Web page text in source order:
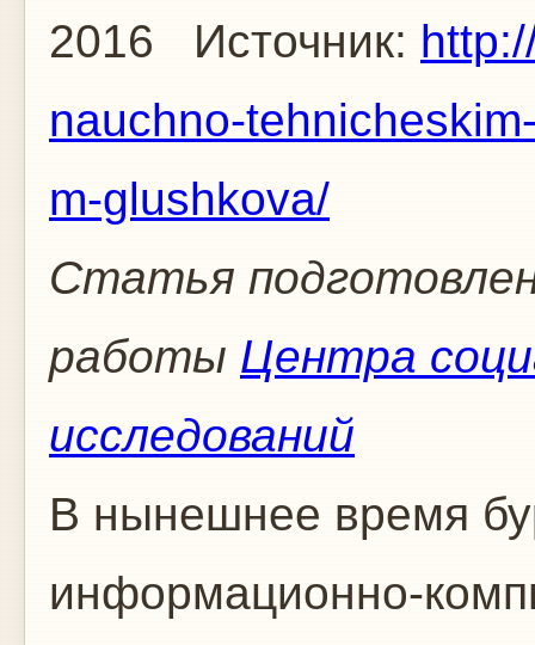
2016
Источник:
nauchno-
m-glushkova/
Статья
работы Центра
исследований
В нынешнее время
информационно-